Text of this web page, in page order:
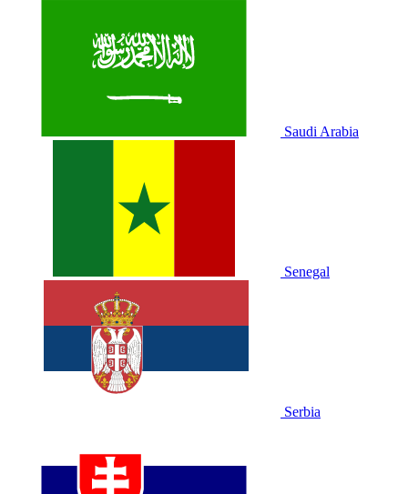
Saudi Arabia
Senegal
Serbia